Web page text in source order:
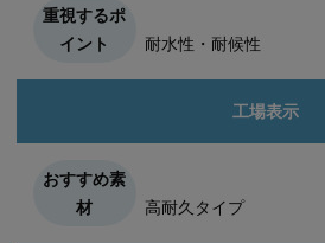
耐水性・耐候性
工場表示
高耐久タイプ